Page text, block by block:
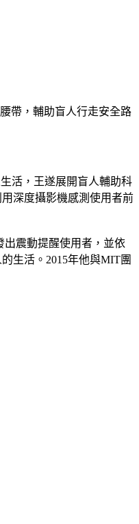
帶，輔助盲人行走安全路
活，王遂展開盲人輔助科
深度攝影機感測使用者前
出震動提醒使用者，並依
生活。2015年他與MIT團